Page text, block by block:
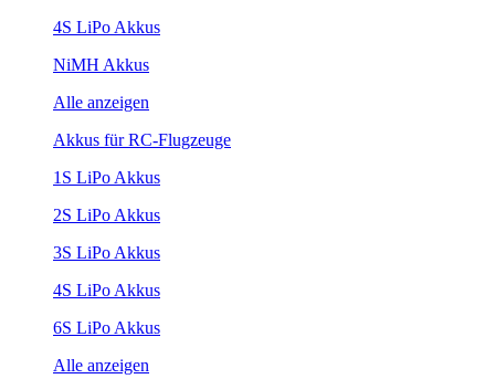
4S LiPo Akkus
NiMH Akkus
Alle anzeigen
Akkus für RC-Flugzeuge
1S LiPo Akkus
2S LiPo Akkus
3S LiPo Akkus
4S LiPo Akkus
6S LiPo Akkus
Alle anzeigen